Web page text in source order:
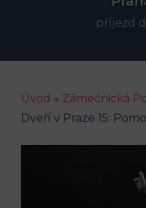
příjezd
Úvod » Zámečnická
Dveří v Praze 15: